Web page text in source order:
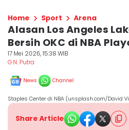
Home Sport Arena
Alasan Los Angeles
Bersih OKC di NBA
17 Mei 2026, 15:38 WIB
G.N. Putra
News Channel
Staples Center di NBA (unsplash.com/David
Share Article